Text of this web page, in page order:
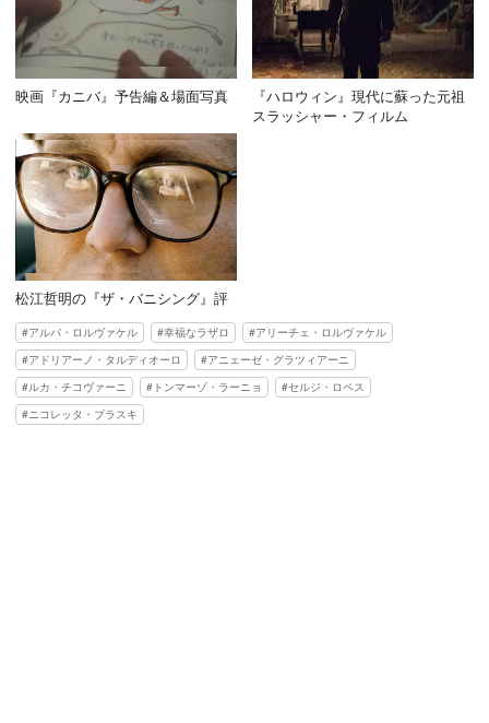
映画『カニバ』予告編＆場面写真
『ハロウィン』現代に蘇った元祖
スラッシャー・フィルム
松江哲明の『ザ・バニシング』評
アルバ・ロルヴァケル 幸福なラザロ
アリーチェ・ロルヴァケル
アドリアーノ・タルディオーロ
アニェーゼ・グラツィアーニ
ルカ・チコヴァーニ
トンマーゾ・ラーニョ
セルジ・ロペス
ニコレッタ・ブラスキ